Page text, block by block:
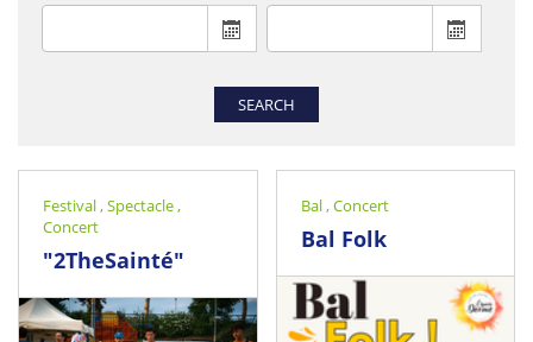
From : display the calendar toTo :
SEARCH
Festival,Spectacle,
Concert
"2TheSainté"
Bal,Concert
Bal Folk